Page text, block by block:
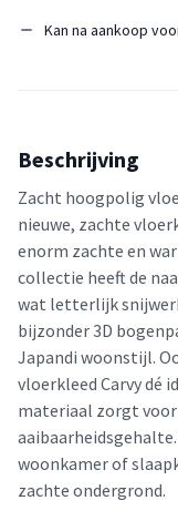
Kan na aankoop
Beschrijving
Zacht hoogpolig
nieuwe, zachte
enorm zachte en
collectie heeft de
wat letterlijk
bijzonder 3D
Japandi woonstijl.
vloerkleed Carvy dé
materiaal zorgt
woonkamer of
zachte ondergrond.